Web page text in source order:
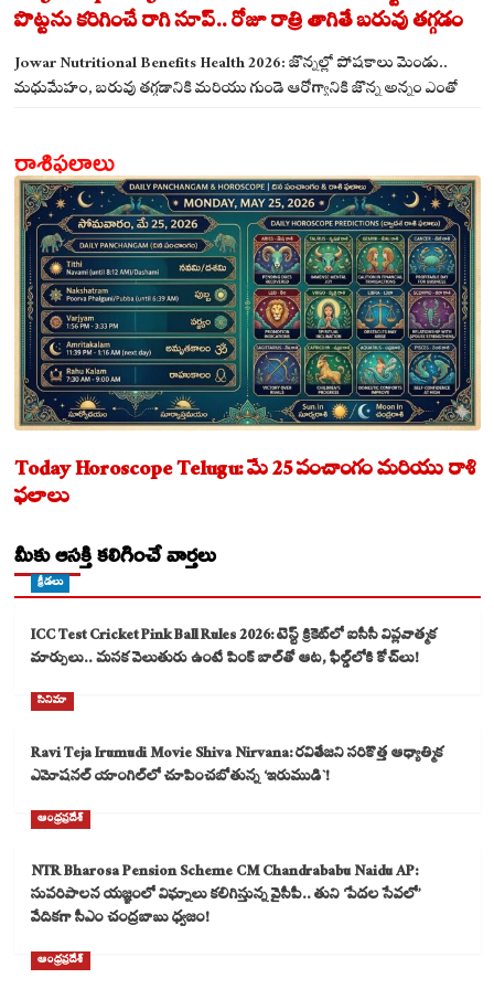
పొట్టను కరిగించే రాగి సూప్.. రోజూ రాత్రి తాగితే బరువు తగ్గడం
ఖాయం!
Jowar Nutritional Benefits Health 2026: జొన్నల్లో పోషకాలు మెండు..
మధుమేహం, బరువు తగ్గడానికి మరియు గుండె ఆరోగ్యానికి జొన్న అన్నం ఎంతో
రాశిఫలాలు
Today Horoscope Telugu: మే 25 పంచాంగం మరియు రాశి
ఫలాలు
మీకు ఆసక్తి కలిగించే వార్తలు
క్రీడలు
ICC Test Cricket Pink Ball Rules 2026: టెస్ట్ క్రికెట్‌లో ఐసీసీ విప్లవాత్మక
మార్పులు.. మసక వెలుతురు ఉంటే పింక్ బాల్‌తో ఆట, ఫీల్డ్‌లోకి కోచ్‌లు!
సినిమా
Ravi Teja Irumudi Movie Shiva Nirvana: రవితేజని సరికొత్త ఆధ్యాత్మిక
ఎమోషనల్ యాంగిల్‌లో చూపించబోతున్న ‘ఇరుముడి`!
ఆంధ్రప్రదేశ్
NTR Bharosa Pension Scheme CM Chandrababu Naidu AP:
సుపరిపాలన యజ్ఞంలో విఘ్నాలు కలిగిస్తున్న వైసీపీ.. తుని ‘పేదల సేవలో’
వేదికగా సీఎం చంద్రబాబు ధ్వజం!
ఆంధ్రప్రదేశ్